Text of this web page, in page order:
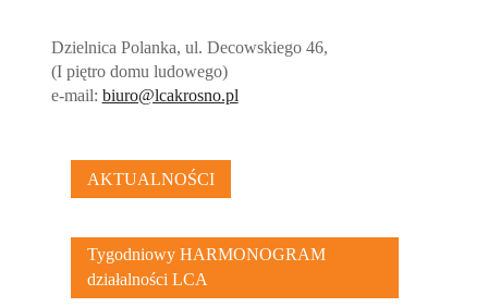
Dzielnica Polanka, ul. Decowskiego 46,
(I piętro domu ludowego)
e-mail: biuro@lcakrosno.pl
AKTUALNOŚCI
Tygodniowy HARMONOGRAM
działalności LCA